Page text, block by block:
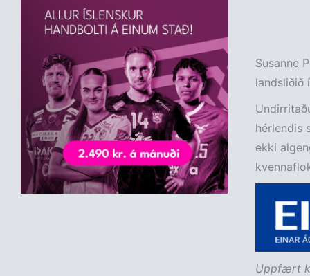
Susanne
landsliðið
hérlendis
ekki
Uppfært